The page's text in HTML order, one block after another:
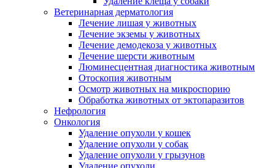
Ветеринарная дерматология
Лечение лишая у животных
Лечение экземы у животных
Лечение демодекоза у животных
Лечение шерсти животным
Люминесцентная диагностика животным
Отоскопия животным
Осмотр животных на микроспорию
Обработка животных от эктопаразитов
Нефрология
Онкология
Удаление опухоли у кошек
Удаление опухоли у собак
Удаление опухоли у грызунов
Удаление опухоли